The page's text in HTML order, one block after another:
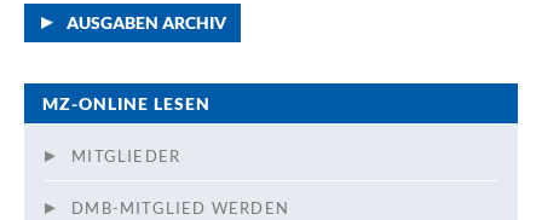
AUSGABEN ARCHIV
MZ-ONLINE LESEN
MITGLIEDER
DMB-MITGLIED WERDEN